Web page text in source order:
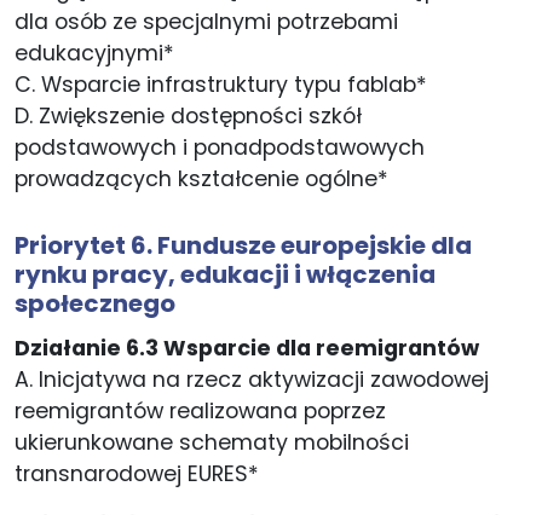
dla osób ze specjalnymi potrzebami
edukacyjnymi*
C. Wsparcie infrastruktury typu fablab*
D. Zwiększenie dostępności szkół
podstawowych i ponadpodstawowych
prowadzących kształcenie ogólne*
Priorytet 6. Fundusze europejskie dla
rynku pracy, edukacji i włączenia
społecznego
Działanie 6.3 Wsparcie dla reemigrantów
A. Inicjatywa na rzecz aktywizacji zawodowej
reemigrantów realizowana poprzez
ukierunkowane schematy mobilności
transnarodowej EURES*